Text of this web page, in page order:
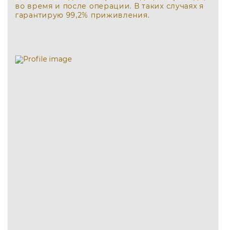
во время и после операции. В таких случаях я
гарантирую 99,2% приживления.